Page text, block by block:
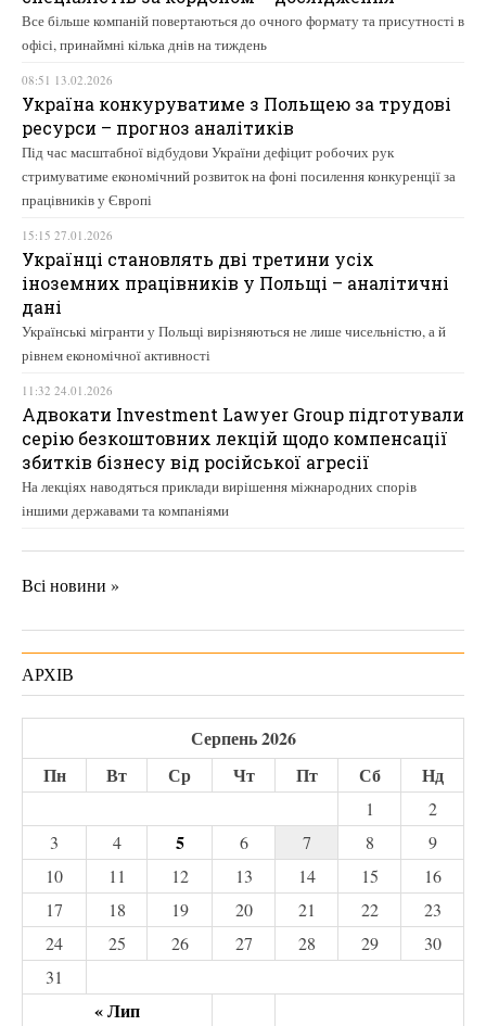
Все більше компаній повертаються до очного формату та присутності в
офісі, принаймні кілька днів на тиждень
08:51 13.02.2026
Україна конкуруватиме з Польщею за трудові
ресурси – прогноз аналітиків
Під час масштабної відбудови України дефіцит робочих рук
стримуватиме економічний розвиток на фоні посилення конкуренції за
працівників у Європі
15:15 27.01.2026
Українці становлять дві третини усіх
іноземних працівників у Польщі – аналітичні
дані
Українські мігранти у Польщі вирізняються не лише чисельністю, а й
рівнем економічної активності
11:32 24.01.2026
Адвокати Investment Lawyer Group підготували
серію безкоштовних лекцій щодо компенсації
збитків бізнесу від російської агресії
На лекціях наводяться приклади вирішення міжнародних спорів
іншими державами та компаніями
Всі новини »
АРХІВ
Серпень 2026
Пн
Вт Ср Чт Пт Сб Нд
« Лип
1
2
3
4 5 6 7 8
9
10
11 12 13 14 15
16
17
18 19 20 21 22
23
24
25 26 27 28 29
30
31